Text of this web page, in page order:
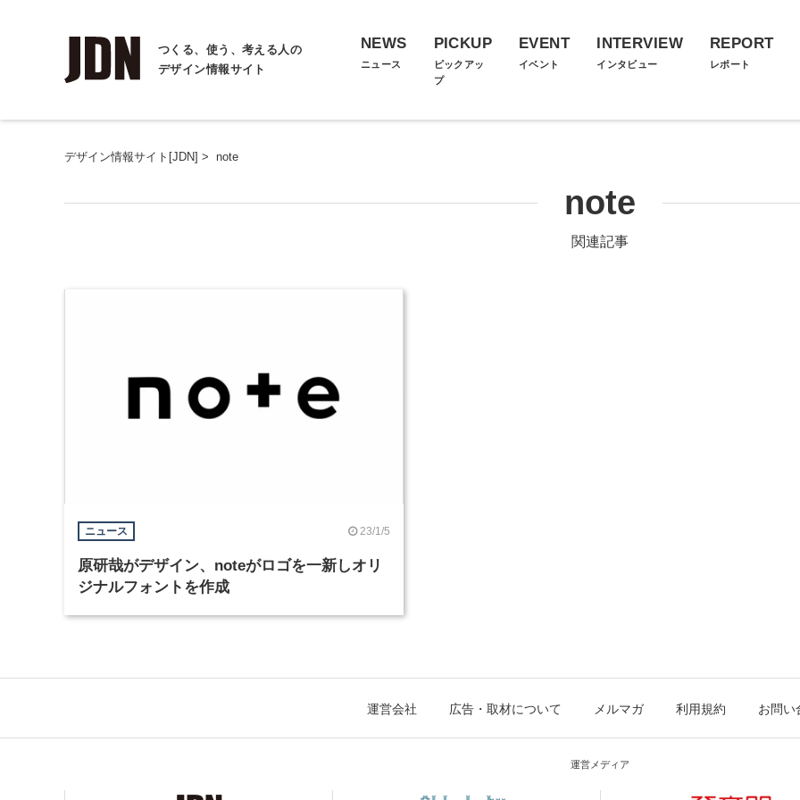
つくる、使う、考える人の
デザイン情報サイト
NEWS
ニュース
PICKUP
ピックアッ
プ
EVENT
イベント
INTERVIEW
インタビュー
REPORT
レポート
デザイン情報サイト[JDN] > note
note
関連記事
ニュース 23/1/5
原研哉がデザイン、noteがロゴを一新しオリ
ジナルフォントを作成
運営会社 広告・取材について メルマガ 利用規約 お問い
運営メディア